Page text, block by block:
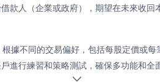
款人（企業或政府），期望在未來收回
不同的交易偏好，包括每股定價或每
進行練習和策略測試，確保多功能和全